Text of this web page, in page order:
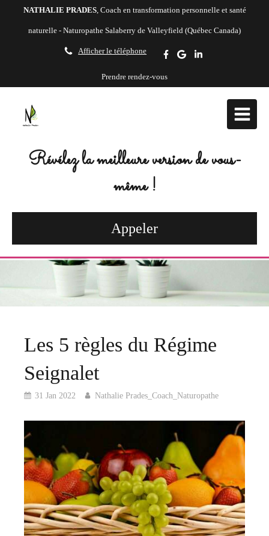
NATHALIE PRADES, Coach en transformation personnelle et santé
naturelle - Naturopathe Salaberry de Valleyfield (Québec Canada)
Afficher le téléphone
Prendre rendez-vous
Révélez la meilleure version de vous-
même !
Appeler
Les 5 règles du Régime
Seignalet
31 Jan 2022 Nathalie Prades_Coach_Naturopathe